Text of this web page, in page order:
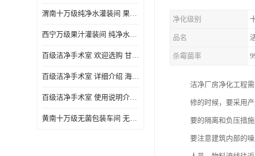
渭南十万级纯净水灌装间 果汁灌装间 使用说明介绍
西宁万级果汁灌装间 纯净水灌装间 详细介绍
百级洁净手术室 欢迎选购 甘肃百级洁净手术室报价表
百级洁净手术室 详细介绍 海东百级洁净手术室报价单
百级洁净手术室 使用说明介绍 青海百级洁净手术室电话
黄南十万级无菌包装车间 无菌室 使用说明介绍
净化级别
品名
杀霉菌率
洁净厂房净化工程
修的时候，要采用
要的隔离和负压措
要注意建筑内部的